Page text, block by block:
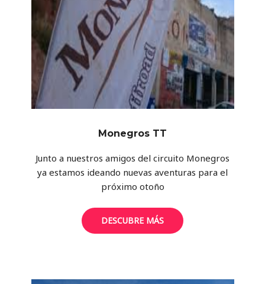
Monegros TT
Junto a nuestros amigos del circuito Monegros
ya estamos ideando nuevas aventuras para el
próximo otoño
DESCUBRE MÁS